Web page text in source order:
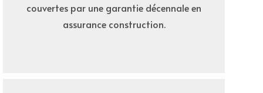
couvertes par une garantie décennale en
assurance construction.